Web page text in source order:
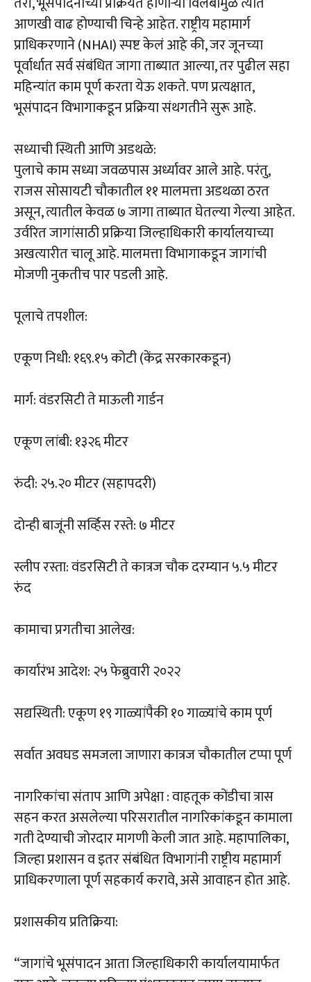
आणखी वाढ होण्याची चिन्हे आहेत. राष्ट्रीय महामार्ग
प्राधिकरणाने (NHAI) स्पष्ट केलं आहे की, जर जूनच्या
पूर्वार्धात सर्व संबंधित जागा ताब्यात आल्या, तर पुढील सहा
महिन्यांत काम पूर्ण करता येऊ शकते. पण प्रत्यक्षात,
भूसंपादन विभागाकडून प्रक्रिया संथगतीने सुरू आहे.
सध्याची स्थिती आणि अडथळे:
पुलाचे काम सध्या जवळपास अर्ध्यावर आले आहे. परंतु,
राजस सोसायटी चौकातील ११ मालमत्ता अडथळा ठरत
असून, त्यातील केवळ ७ जागा ताब्यात घेतल्या गेल्या आहेत.
उर्वरित जागांसाठी प्रक्रिया जिल्हाधिकारी कार्यालयाच्या
अखत्यारीत चालू आहे. मालमत्ता विभागाकडून जागांची
मोजणी नुकतीच पार पडली आहे.
पूलाचे तपशील:
एकूण निधी: ₹१६९.१५ कोटी (केंद्र सरकारकडून)
मार्ग: वंडरसिटी ते माऊली गार्डन
एकूण लांबी: १३२६ मीटर
रुंदी: २५.२० मीटर (सहापदरी)
दोन्ही बाजूंनी सर्व्हिस रस्ते: ७ मीटर
स्लीप रस्ता: वंडरसिटी ते कात्रज चौक दरम्यान ५.५ मीटर
रुंद
कामाचा प्रगतीचा आलेख:
कार्यारंभ आदेश: २५ फेब्रुवारी २०२२
सद्यस्थिती: एकूण १९ गाळ्यांपैकी १० गाळ्यांचे काम पूर्ण
सर्वात अवघड समजला जाणारा कात्रज चौकातील टप्पा पूर्ण
नागरिकांचा संताप आणि अपेक्षा : वाहतूक कोंडीचा त्रास
सहन करत असलेल्या परिसरातील नागरिकांकडून कामाला
गती देण्याची जोरदार मागणी केली जात आहे. महापालिका,
जिल्हा प्रशासन व इतर संबंधित विभागांनी राष्ट्रीय महामार्ग
प्राधिकरणाला पूर्ण सहकार्य करावे, असे आवाहन होत आहे.
प्रशासकीय प्रतिक्रिया:
“जागांचे भूसंपादन आता जिल्हाधिकारी कार्यालयामार्फत